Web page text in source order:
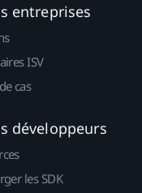
entreprises
ISV
cas
développeurs
les SDK